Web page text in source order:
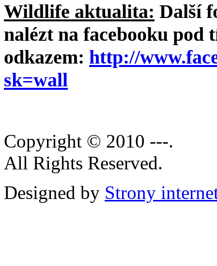
Wildlife aktualita: Další
nalézt na facebooku pod
odkazem: http://
sk=wall
Copyright © 2010 ---.
All Rights Reserved.
Designed by Strony